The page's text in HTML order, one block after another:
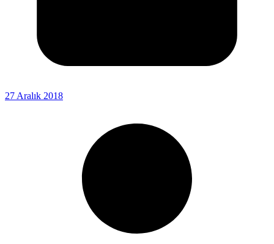
27 Aralık 2018